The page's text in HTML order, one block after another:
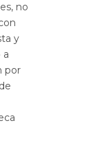
no
y
a
por